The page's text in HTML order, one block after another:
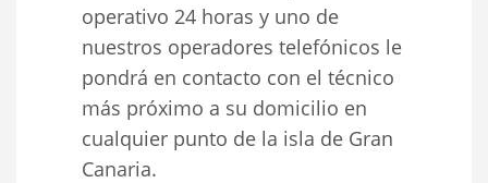
operativo 24 horas y uno de
nuestros operadores telefónicos le
pondrá en contacto con el técnico
más próximo a su domicilio en
cualquier punto de la isla de Gran
Canaria.